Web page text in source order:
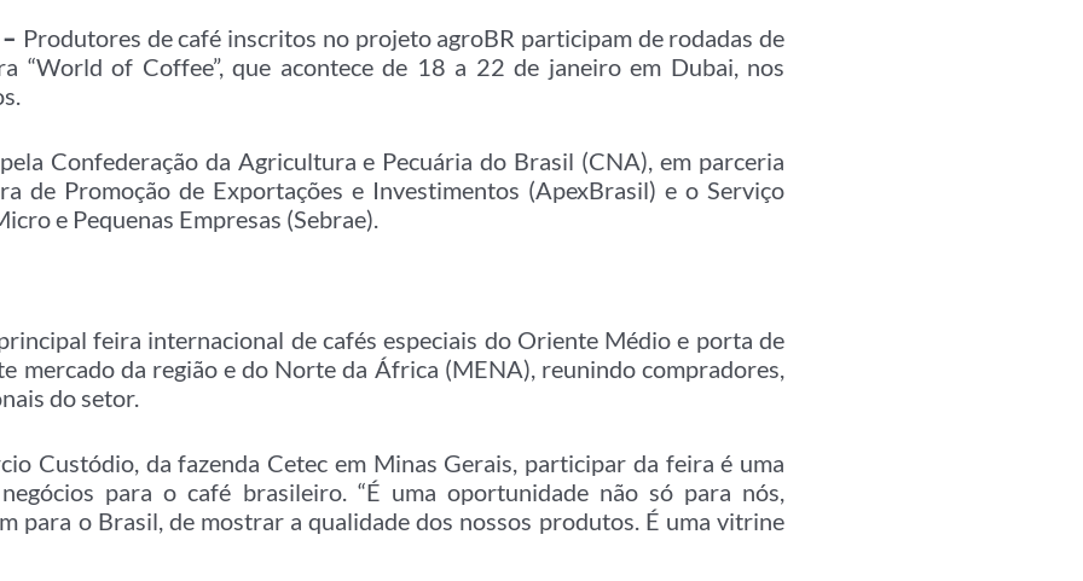
Produtores de café inscritos no projeto agroBR participam de rodadas de
“World of Coffee”, que acontece de 18 a 22 de janeiro em Dubai, nos
Confederação da Agricultura e Pecuária do Brasil (CNA), em parceria
de Promoção de Exportações e Investimentos (ApexBrasil) e o Serviço
e Pequenas Empresas (Sebrae).
feira internacional de cafés especiais do Oriente Médio e porta de
mercado da região e do Norte da África (MENA), reunindo compradores,
do setor.
Custódio, da fazenda Cetec em Minas Gerais, participar da feira é uma
para o café brasileiro. “É uma oportunidade não só para nós,
para o Brasil, de mostrar a qualidade dos nossos produtos. É uma vitrine